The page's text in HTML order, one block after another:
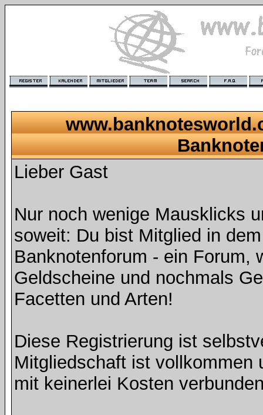
Lieber Gast
Nur noch wenige Mausklicks
soweit: Du bist Mitglied in
Banknotenforum - ein Forum,
Geldscheine und nochmals
Facetten und Arten!
Diese Registrierung ist
Mitgliedschaft ist vollkommen
mit keinerlei Kosten